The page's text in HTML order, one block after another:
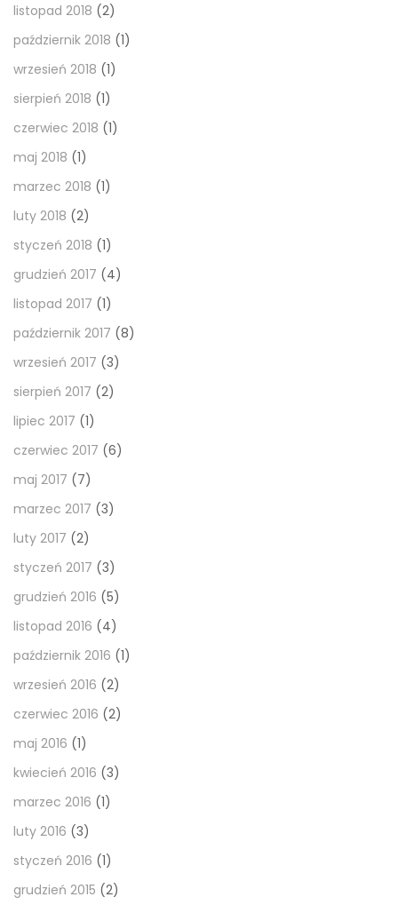
listopad 2018 (2)
październik 2018 (1)
wrzesień 2018 (1)
sierpień 2018 (1)
czerwiec 2018 (1)
maj 2018 (1)
marzec 2018 (1)
luty 2018 (2)
styczeń 2018 (1)
grudzień 2017 (4)
listopad 2017 (1)
październik 2017 (8)
wrzesień 2017 (3)
sierpień 2017 (2)
lipiec 2017 (1)
czerwiec 2017 (6)
maj 2017 (7)
marzec 2017 (3)
luty 2017 (2)
styczeń 2017 (3)
grudzień 2016 (5)
listopad 2016 (4)
październik 2016 (1)
wrzesień 2016 (2)
czerwiec 2016 (2)
maj 2016 (1)
kwiecień 2016 (3)
marzec 2016 (1)
luty 2016 (3)
styczeń 2016 (1)
grudzień 2015 (2)